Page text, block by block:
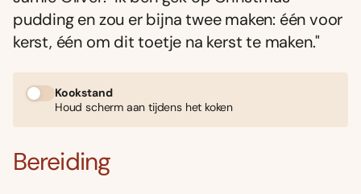
pudding en zou er bijna twee maken: één voor
kerst, één om dit toetje na kerst te maken."
Kookstand
Houd scherm aan tijdens het koken
Bereiding